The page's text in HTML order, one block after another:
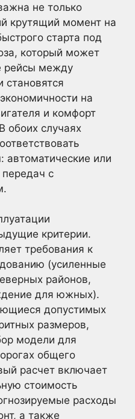
не только
крутящий момент на
старта под
который может
рейсы между
на
и комфорт
обоих случаях
или
с
критерии.
требования к
(усиленные
районов,
для южных).
допустимых
размеров,
модели для
общего
расчет включает
стоимость
расходы
а также